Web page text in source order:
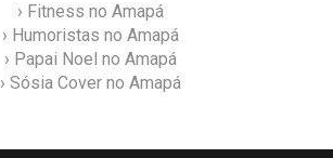
› Fitness no Amapá
› Humoristas no Amapá
› Papai Noel no Amapá
› Sósia Cover no Amapá